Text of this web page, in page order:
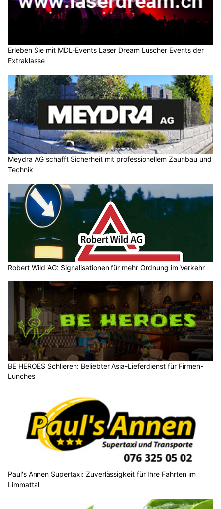
Erleben Sie mit MDL-Events Laser Dream Lüscher Events der
Extraklasse
Meydra AG schafft Sicherheit mit professionellem Zaunbau und
Technik
Robert Wild AG: Signalisationen für mehr Ordnung im Verkehr
BE HEROES Schlieren: Beliebter Asia-Lieferdienst für Firmen-
Lunches
Paul's Annen Supertaxi: Zuverlässigkeit für Ihre Fahrten im
Limmattal